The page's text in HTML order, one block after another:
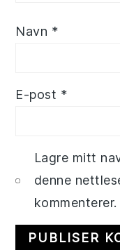
Navn *
E-post *
Lagre mitt
denne
kommenterer.